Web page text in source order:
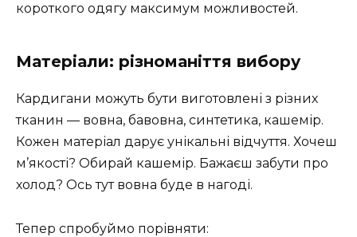
короткого одягу максимум можливостей.
Матеріали: різноманіття вибору
Кардигани можуть бути виготовлені з різних
тканин — вовна, бавовна, синтетика, кашемір.
Кожен матеріал дарує унікальні відчуття. Хочеш
м’якості? Обирай кашемір. Бажаєш забути про
холод? Ось тут вовна буде в нагоді.
Тепер спробуймо порівняти: